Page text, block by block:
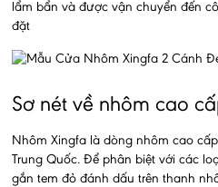
lẩm bẩn và được vận chuyển đến
đặt
Sơ nét về nhôm cao
Nhôm Xingfa là dòng nhôm cao
Trung Quốc. Để phân biệt với các
gắn tem đỏ đánh dấu trên thanh